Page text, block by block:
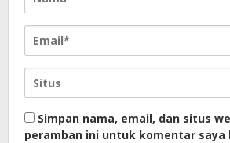
Simpan nama, email, dan situs
peramban ini untuk komentar saya